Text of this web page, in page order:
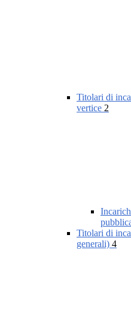
Titolari di
vertice 2
Titolari di
generali) 4